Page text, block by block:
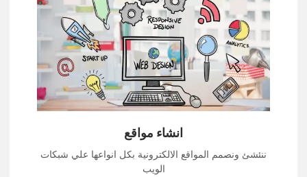
انشاء مواقع
ننئشئ ونصمم المواقع الالكترونية بكل انواعها علي شبكات
الويب